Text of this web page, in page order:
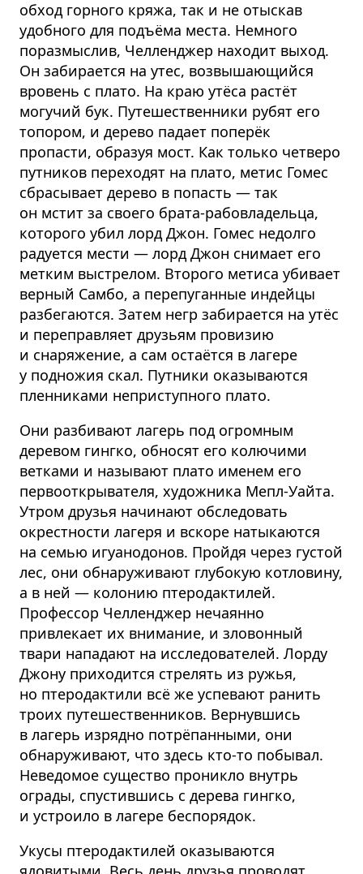
обход горного кряжа, так и не отыскав
удобного для подъёма места. Немного
поразмыслив, Челленджер находит выход.
Он забирается на утес, возвышающийся
вровень с плато. На краю утёса растёт
могучий бук. Путешественники рубят его
топором, и дерево падает поперёк
пропасти, образуя мост. Как только четверо
путников переходят на плато, метис Гомес
сбрасывает дерево в попасть — так
он мстит за своего брата-рабовладельца,
которого убил лорд Джон. Гомес недолго
радуется мести — лорд Джон снимает его
метким выстрелом. Второго метиса убивает
верный Самбо, а перепуганные индейцы
разбегаются. Затем негр забирается на утёс
и переправляет друзьям провизию
и снаряжение, а сам остаётся в лагере
у подножия скал. Путники оказываются
пленниками неприступного плато.
Они разбивают лагерь под огромным
деревом гингко, обносят его колючими
ветками и называют плато именем его
первоот­крывателя, художника Мепл-Уайта.
Утром друзья начинают обследовать
окрестности лагеря и вскоре натыкаются
на семью игуанодонов. Пройдя через густой
лес, они обнаруживают глубокую котловину,
а в ней — колонию птеродактилей.
Профессор Челленджер нечаянно
привлекает их внимание, и зловонный
твари нападают на исследо­вателей. Лорду
Джону приходится стрелять из ружья,
но птеродактили всё же успевают ранить
троих путешественников. Вернувшись
в лагерь изрядно потрёпанными, они
обнаруживают, что здесь кто-то побывал.
Неведомое существо проникло внутрь
ограды, спустившись с дерева гингко,
и устроило в лагере беспорядок.
Укусы птеродактилей оказываются